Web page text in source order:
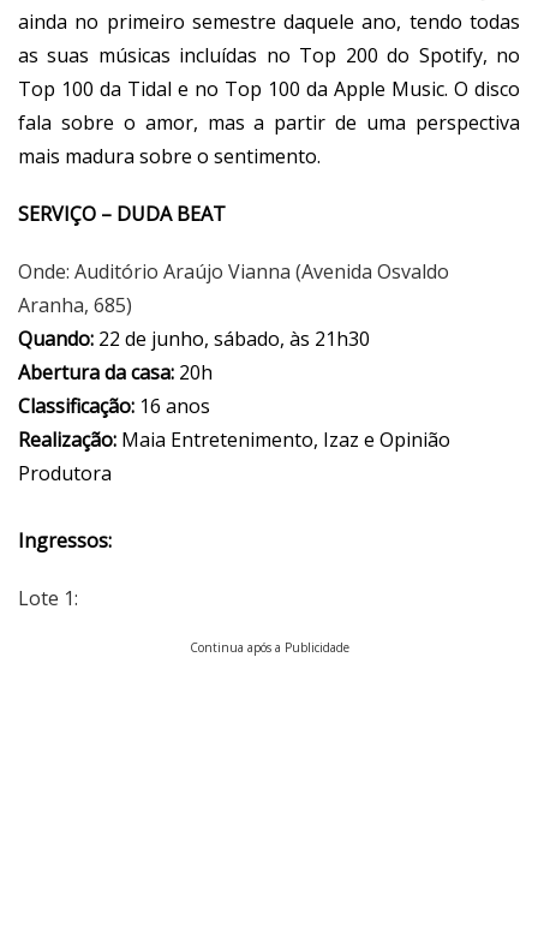
ainda no primeiro semestre daquele ano, tendo todas
as suas músicas incluídas no Top 200 do Spotify, no
Top 100 da Tidal e no Top 100 da Apple Music. O disco
fala sobre o amor, mas a partir de uma perspectiva
mais madura sobre o sentimento.
SERVIÇO – DUDA BEAT
Onde: Auditório Araújo Vianna (Avenida Osvaldo
Aranha, 685)
Quando: 22 de junho, sábado, às 21h30
Abertura da casa: 20h
Classificação: 16 anos
Realização: Maia Entretenimento, Izaz e Opinião
Produtora
Ingressos:
Lote 1:
Continua após a Publicidade